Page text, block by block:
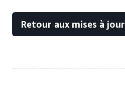
Retour aux mises à jour